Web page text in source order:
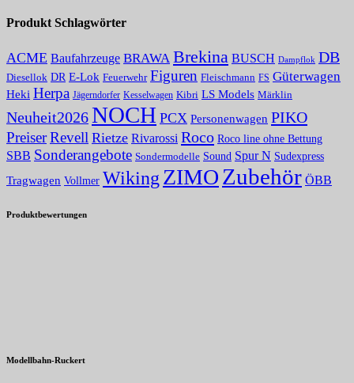
Produkt Schlagwörter
ACME Baufahrzeuge BRAWA Brekina BUSCH Dampflok DB
Diesellok DR E-Lok Feuerwehr Figuren Fleischmann FS Güterwagen
Heki Herpa Jägerndorfer Kesselwagen Kibri LS Models Märklin
Neuheit2026NOCH PCX Personenwagen PIKO
PreiserRevell Rietze Rivarossi Roco Roco line ohne Bettung
SBB Sonderangebote Sondermodelle Sound Spur N Sudexpress
Tragwagen Vollmer Wiking ZIMOZubehör ÖBB
Produktbewertungen
Modellbahn-Ruckert